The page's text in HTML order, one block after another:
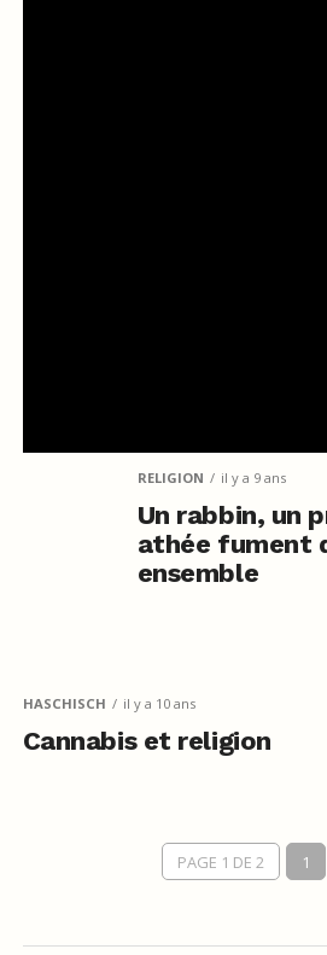
RELIGION il y a 9 ans
Un rabbin, un
athée fument
ensemble
HASCHISCH il y a 10 ans
Cannabis et religion
PAGE 1 DE 2 1